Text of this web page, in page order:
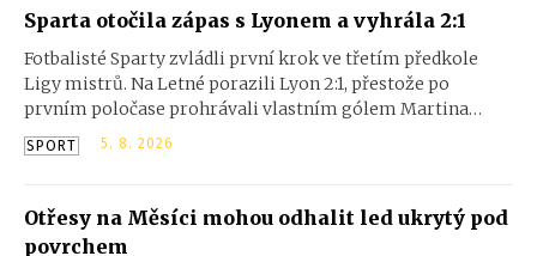
bylo beze stopy pryč.
Sparta otočila zápas s Lyonem a vyhrála 2:1
Fotbalisté Sparty zvládli první krok ve třetím předkole
Ligy mistrů. Na Letné porazili Lyon 2:1, přestože po
prvním poločase prohrávali vlastním gólem Martina
Suchomela. Obrat zařídili Matěj Ryneš a John Mercado.
SPORT 5. 8. 2026
Otřesy na Měsíci mohou odhalit led ukrytý pod
povrchem